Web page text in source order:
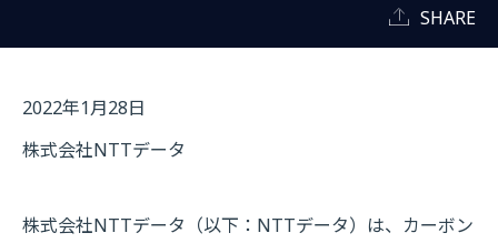
SHARE
2022年1月28日
株式会社NTTデータ
株式会社NTTデータ（以下：NTTデータ）は、カーボン